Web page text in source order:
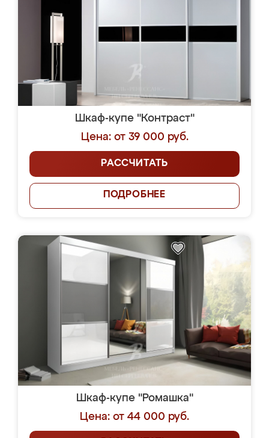
Шкаф-купе "Контраст"
Цена: от 39 000 руб.
РАССЧИТАТЬ
ПОДРОБНЕЕ
Шкаф-купе "Ромашка"
Цена: от 44 000 руб.